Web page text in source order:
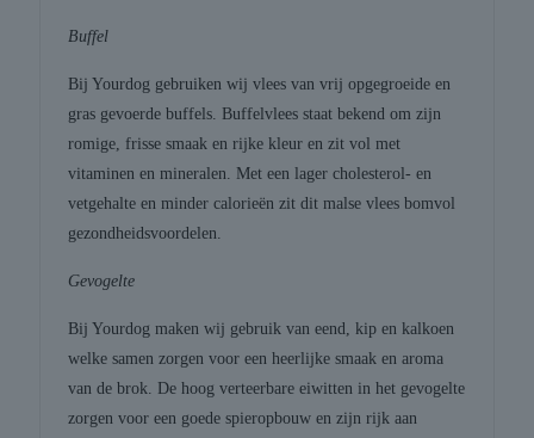
Buffel
Bij Yourdog gebruiken wij vlees van vrij opgegroeide en
gras gevoerde buffels. Buffelvlees staat bekend om zijn
romige, frisse smaak en rijke kleur en zit vol met
vitaminen en mineralen. Met een lager cholesterol- en
vetgehalte en minder calorieën zit dit malse vlees bomvol
gezondheidsvoordelen.
Gevogelte
Bij Yourdog maken wij gebruik van eend, kip en kalkoen
welke samen zorgen voor een heerlijke smaak en aroma
van de brok. De hoog verteerbare eiwitten in het gevogelte
zorgen voor een goede spieropbouw en zijn rijk aan